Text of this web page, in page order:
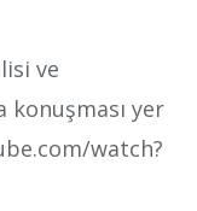
ve
konuşması yer
watch?